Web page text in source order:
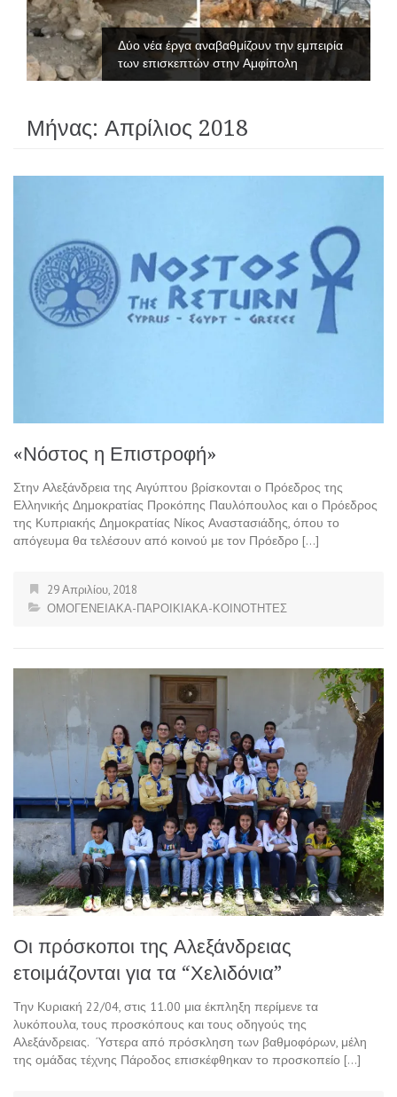
Δύο νέα έργα αναβαθμίζουν την εμπειρία
των επισκεπτών στην Αμφίπολη
Μήνας: Απρίλιος 2018
«Νόστος η Επιστροφή»
Στην Αλεξάνδρεια της Αιγύπτου βρίσκονται ο Πρόεδρος της
Ελληνικής Δημοκρατίας Προκόπης Παυλόπουλος και ο Πρόεδρος
της Κυπριακής Δημοκρατίας Νίκος Αναστασιάδης, όπου το
απόγευμα θα τελέσουν από κοινού με τον Πρόεδρο […]
29 Απριλίου, 2018
ΟΜΟΓΕΝΕΙΑΚΑ-ΠΑΡΟΙΚΙΑΚΑ-ΚΟΙΝΟΤΗΤΕΣ
Οι πρόσκοποι της Αλεξάνδρειας
ετοιμάζονται για τα “Χελιδόνια”
Την Κυριακή 22/04, στις 11.00 μια έκπληξη περίμενε τα
λυκόπουλα, τους προσκόπους και τους οδηγούς της
Αλεξάνδρειας. Ύστερα από πρόσκληση των βαθμοφόρων, μέλη
της ομάδας τέχνης Πάροδος επισκέφθηκαν το προσκοπείο […]